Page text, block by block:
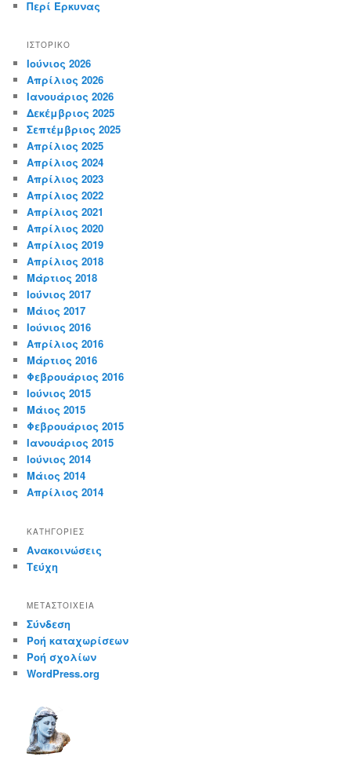
Περί Έρκυνας
ΙΣΤΟΡΙΚΌ
Ιούνιος 2026
Απρίλιος 2026
Ιανουάριος 2026
Δεκέμβριος 2025
Σεπτέμβριος 2025
Απρίλιος 2025
Απρίλιος 2024
Απρίλιος 2023
Απρίλιος 2022
Απρίλιος 2021
Απρίλιος 2020
Απρίλιος 2019
Απρίλιος 2018
Μάρτιος 2018
Ιούνιος 2017
Μάιος 2017
Ιούνιος 2016
Απρίλιος 2016
Μάρτιος 2016
Φεβρουάριος 2016
Ιούνιος 2015
Μάιος 2015
Φεβρουάριος 2015
Ιανουάριος 2015
Ιούνιος 2014
Μάιος 2014
Απρίλιος 2014
KΑΤΗΓΟΡΊΕΣ
Ανακοινώσεις
Τεύχη
ΜΕΤΑΣΤΟΙΧΕΊΑ
Σύνδεση
Ροή καταχωρίσεων
Ροή σχολίων
WordPress.org